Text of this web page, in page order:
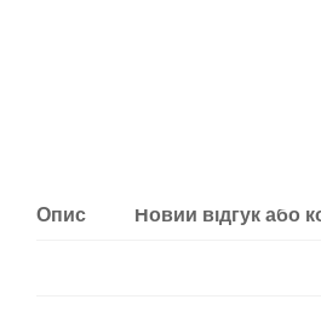
Опис Новий відгук або